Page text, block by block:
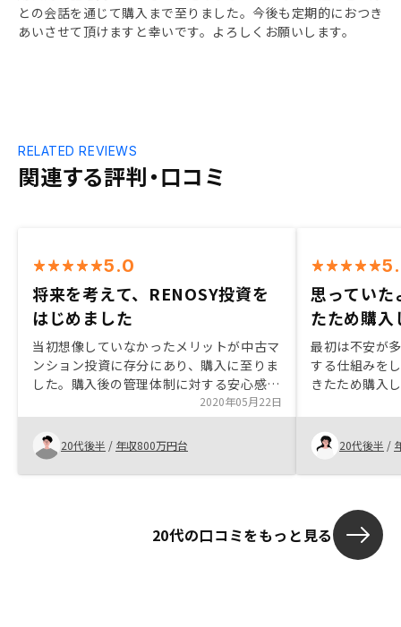
との会話を通じて購入まで至りました。今後も定期的におつき
あいさせて頂けますと幸いです。よろしくお願いします。
関連する評判・口コミ
RELATED REVIEWS
5.0
将来を考えて、RENOSY投資を
はじめました
当初想像していなかったメリットが中古マ
ンション投資に存分にあり、購入に至りま
した。購入後の管理体制に対する安心感も
推しのポイントです。将来の自分のキャッ
シュフローの理想を考え、その理想を実現
するために必要な手段として購入に至った
ため、エージェントの提案内容にも納得感
がありました。RENOSYアプリで管理プラ
2020年05月22日
20代後半 / 年収800万円台
思っていた
たため購入
最初は不安が
する仕組みを
きたため購入
クがある点は
ので、安心し
20代後半 /
20代の口コミをもっと見る